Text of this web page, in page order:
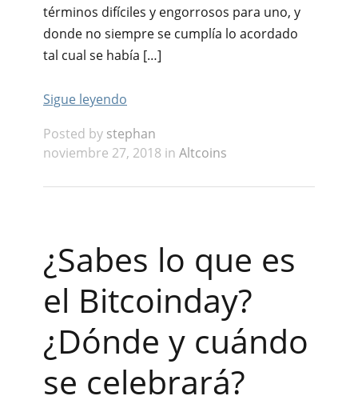
términos difíciles y engorrosos para uno, y
donde no siempre se cumplía lo acordado
tal cual se había […]
Sigue leyendo
Posted by stephan
noviembre 27, 2018 in Altcoins
¿Sabes lo que es
el Bitcoinday?
¿Dónde y cuándo
se celebrará?